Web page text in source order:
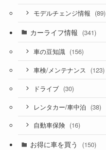
モデルチェンジ情報 (89)
カーライフ情報 (341)
車の豆知識 (156)
車検/メンテナンス (123)
ドライブ (30)
レンタカー/車中泊 (38)
自動車保険 (16)
お得に車を買う (150)